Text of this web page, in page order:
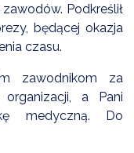
Podkreślił
będącej okazja
czasu.
zawodnikom za
a Pani
medyczną. Do